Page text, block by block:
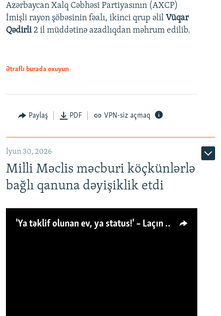
Azərbaycan Xalq Cəbhəsi Partiyasının (AXCP)
İmişli rayon şöbəsinin fəalı, ikinci qrup əlil Vüqar
Qədirli2 il müddətinə azadlıqdan məhrum edilib.
Ətraflı burada oxuyun
Paylaş PDF VPN-siz açmaq
İyun 30, 2026
Milli Məclis məcburi köçkünlərlə
bağlı qanuna dəyişiklik etdi
'Ya təklif olunan ev, ya status!' – Laçın köçkünü: 'Laçından başqa heç hara!'